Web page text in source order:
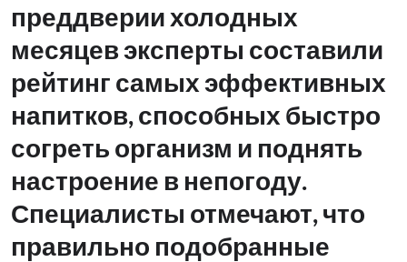
преддверии холодных
месяцев эксперты составили
рейтинг самых эффективных
напитков, способных быстро
согреть организм и поднять
настроение в непогоду.
Специалисты отмечают, что
правильно подобранные